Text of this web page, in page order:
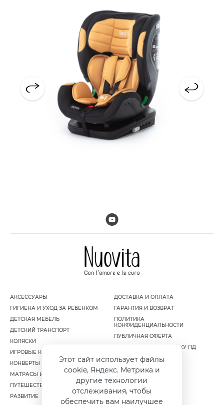
АКСЕССУАРЫ
ГИГИЕНА И УХОД ЗА РЕБЕНКОМ
ДЕТСКАЯ МЕБЕЛЬ
ДЕТСКИЙ ТРАНСПОРТ
КОЛЯСКИ
ИГРОВЫЕ КОМПЛЕКСЫ
КОНВЕРТЫ И МУФТЫ
МАТРАСЫ И НАМАТРАСНИКИ
ПУТЕШЕСТВИЕ
РАЗВИТИЕ
ДОСТАВКА И ОПЛАТА
ГАРАНТИЯ И ВОЗВРАТ
ПОЛИТИКА
КОНФИДЕНЦИАЛЬНОСТИ
ПУБЛИЧНАЯ ОФЕРТА
СОГЛАСИЕ НА ОБРАБОТКУ ПД
Этот сайт использует файлы
cookie, Яндекс. Метрика и
другие технологии
отслеживания, чтобы
обеспечить вам наилучшее